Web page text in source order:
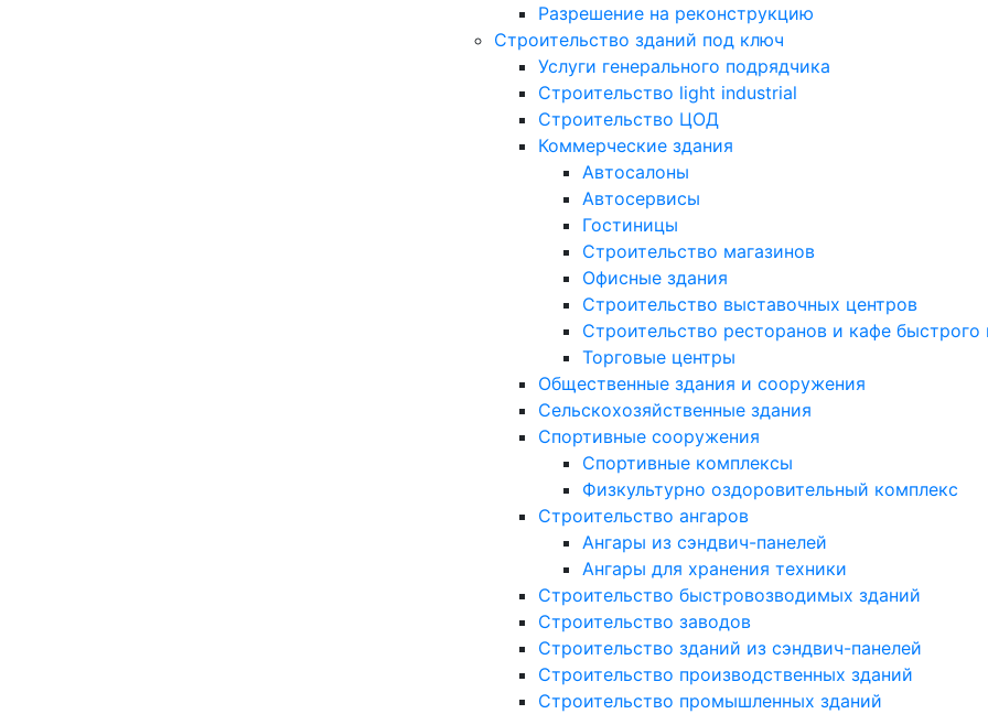
Разрешение на реконструкцию
Строительство зданий под ключ
Услуги генерального подрядчика
Строительство light industrial
Строительство ЦОД
Коммерческие здания
Автосалоны
Автосервисы
Гостиницы
Строительство магазинов
Офисные здания
Строительство выставочных центров
Строительство ресторанов и кафе быстрого
Торговые центры
Общественные здания и сооружения
Сельскохозяйственные здания
Спортивные сооружения
Спортивные комплексы
Физкультурно оздоровительный комплекс
Строительство ангаров
Ангары из сэндвич-панелей
Ангары для хранения техники
Строительство быстровозводимых зданий
Строительство заводов
Строительство зданий из сэндвич-панелей
Строительство производственных зданий
Строительство промышленных зданий